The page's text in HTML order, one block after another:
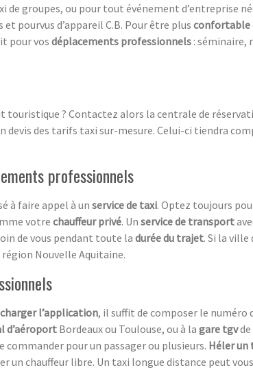
de groupes, ou pour tout événement d’entreprise
pourvus d’appareil C.B. Pour être plus confortable
pour vosdéplacements professionnels : séminaire,
? Contactez alors la centrale de
devis des tarifs taxi sur-mesure. Celui-ci tiendra
professionnels
à faire appel à unservice de taxi. Optez toujours
votre chauffeur privé. Un service de transport
de vous pendant toute la durée du trajet. Si la ville
Nouvelle Aquitaine.
l’application, il suffit de composer le
d’aéroport Bordeaux ou Toulouse, ou à la gare tgvde
pour un passager ou plusieurs. Héler un
un chauffeur libre. Un taxi longue distance peut